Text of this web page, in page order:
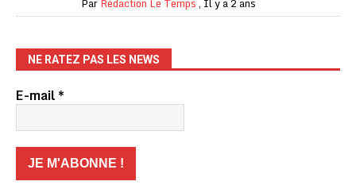
NE RATEZ PAS LES NEWS
E-mail*